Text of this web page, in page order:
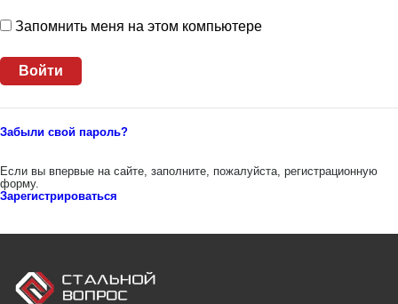
Запомнить меня на этом компьютере
Забыли свой пароль?
Если вы впервые на сайте, заполните, пожалуйста, регистрационную
форму.
Зарегистрироваться